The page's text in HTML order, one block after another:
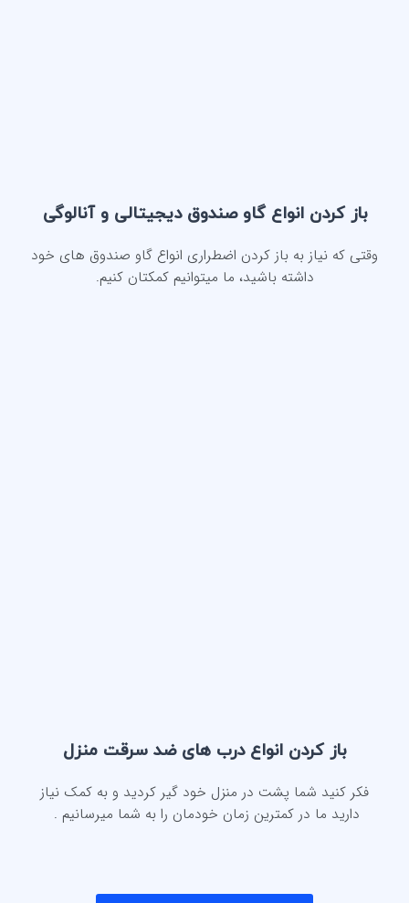
باز کردن انواع گاو صندوق دیجیتالی و آنالوگی
وقتی که نیاز به باز کردن اضطراری انواع گاو صندوق های خود
داشته باشید، ما میتوانیم کمکتان کنیم.
باز کردن انواع درب های ضد سرقت منزل
فکر کنید شما پشت در منزل خود گیر کردید و به کمک نیاز
دارید ما در کمترین زمان خودمان را به شما میرسانیم .